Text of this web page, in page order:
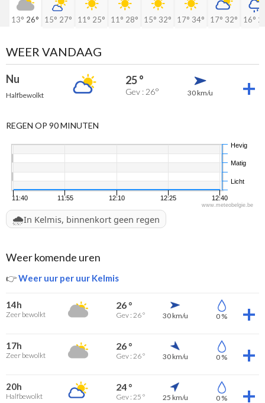
13° 26° 15° 27° 11° 25° 11° 28° 15° 32° 17° 34° 17° 32° 16°
WEER VANDAAG
Nu
Halfbewolkt
25 °
Gev : 26° 30 km/u
REGEN OP 90 MINUTEN
11:40 11:55 12:10 12:25 12:40
Licht
Matig
Hevig
www.meteobelgie.be
🌧️In Kelmis, binnenkort geen regen
Weer komende uren
👉Weer uur per uur Kelmis
14h
Zeer bewolkt
26 °
Gev : 26 ° 30 km/u 0 %
17h
Zeer bewolkt
26 °
Gev : 26 ° 30 km/u 0 %
20h
Halfbewolkt
24 °
Gev : 25 ° 25 km/u 0 %